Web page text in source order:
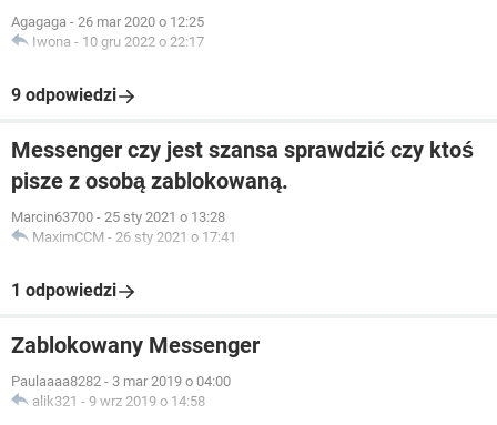
Agagaga - 26 mar 2020 o 12:25
Iwona - 10 gru 2022 o 22:17
9 odpowiedzi
Messenger czy jest szansa sprawdzić czy ktoś
pisze z osobą zablokowaną.
Marcin63700 - 25 sty 2021 o 13:28
MaximCCM - 26 sty 2021 o 17:41
1 odpowiedzi
Zablokowany Messenger
Paulaaaa8282 - 3 mar 2019 o 04:00
alik321 - 9 wrz 2019 o 14:58